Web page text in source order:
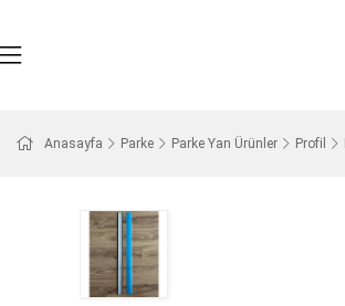
Anasayfa Parke Parke Yan Ürünler Profil